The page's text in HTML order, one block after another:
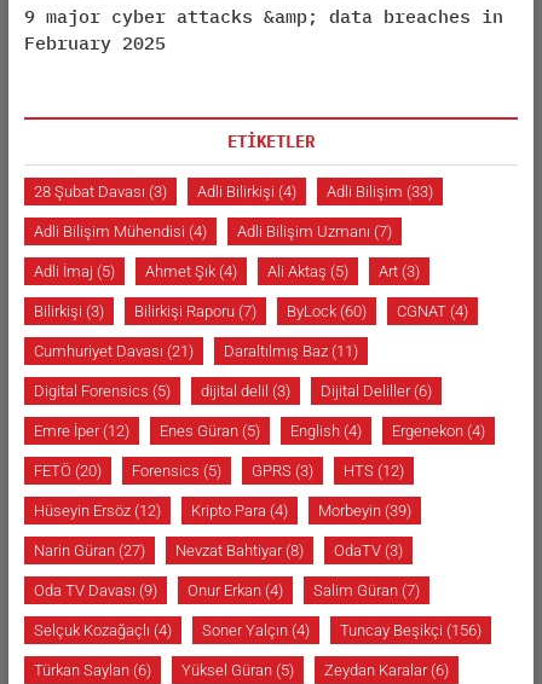
9 major cyber attacks &amp; data breaches in
February 2025
ETİKETLER
28 Şubat Davası (3) Adli Bilirkişi (4) Adli Bilişim (33)
Adli Bilişim Mühendisi (4) Adli Bilişim Uzmanı (7)
Adli İmaj (5) Ahmet Şık(4) Ali Aktaş (5) Art(3)
Bilirkişi (3) Bilirkişi Raporu(7) ByLock(60) CGNAT(4)
Cumhuriyet Davası (21) Daraltılmış Baz(11)
Digital Forensics (5) dijital delil (3) Dijital Deliller(6)
Emre İper(12) Enes Güran(5) English(4) Ergenekon(4)
FETÖ (20) Forensics (5) GPRS(3) HTS(12)
Hüseyin Ersöz(12) Kripto Para (4) Morbeyin(39)
Narin Güran(27) Nevzat Bahtiyar(8) OdaTV(3)
Oda TV Davası (9) Onur Erkan(4) Salim Güran(7)
Selçuk Kozağaçlı (4) Soner Yalçın(4) Tuncay Beşikçi (156)
Türkan Saylan(6) Yüksel Güran(5) Zeydan Karalar(6)